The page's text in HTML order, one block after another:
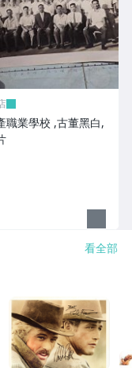
職業學校 ,古董黑白,
看全部